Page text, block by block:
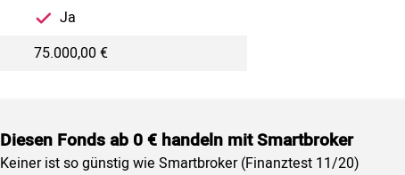
Ja
75.000,00 €
Diesen Fonds ab 0 € handeln mit Smartbroker
Keiner ist so günstig wie Smartbroker (Finanztest 11/20)